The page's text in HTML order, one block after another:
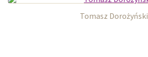
Tomasz Dorożyński